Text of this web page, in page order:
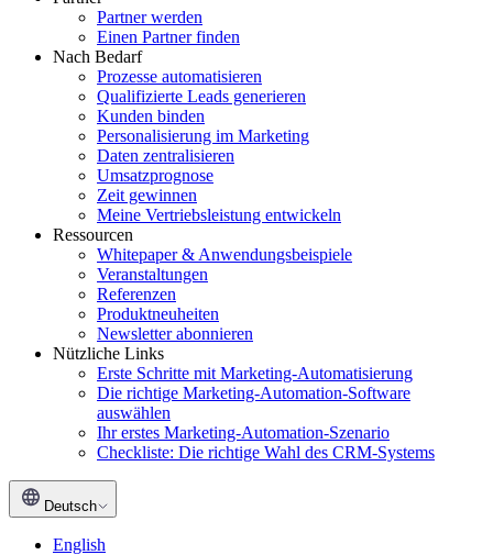
Partner werden
Einen Partner finden
Nach Bedarf
Prozesse automatisieren
Qualifizierte Leads generieren
Kunden binden
Personalisierung im Marketing
Daten zentralisieren
Umsatzprognose
Zeit gewinnen
Meine Vertriebsleistung entwickeln
Ressourcen
Whitepaper & Anwendungsbeispiele
Veranstaltungen
Referenzen
Produktneuheiten
Newsletter abonnieren
Nützliche Links
Erste Schritte mit Marketing-Automatisierung
Die richtige Marketing-Automation-Software
auswählen
Ihr erstes Marketing-Automation-Szenario
Checkliste: Die richtige Wahl des CRM-Systems
Deutsch
English